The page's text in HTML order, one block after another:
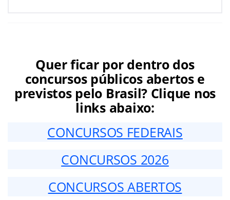
Quer ficar por dentro dos
concursos públicos abertos e
previstos pelo Brasil? Clique nos
links abaixo:
CONCURSOS FEDERAIS
CONCURSOS 2026
CONCURSOS ABERTOS